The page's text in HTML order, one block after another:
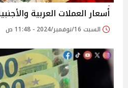
أسعار العملات العربية
السبت 16/نوفمبر/2024 - 11:48 ص